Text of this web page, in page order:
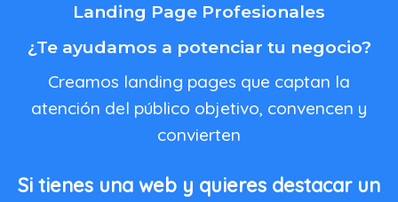
Landing Page Profesionales
¿Te ayudamos a potenciar tu negocio?
Creamos landing pages que captan la
atención del público objetivo, convencen y
convierten
Si tienes una web y quieres destacar un